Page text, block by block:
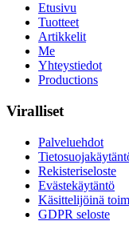
Etusivu
Tuotteet
Artikkelit
Me
Yhteystiedot
Productions
Viralliset
Palveluehdot
Rekisteriseloste
Evästekäytäntö
Käsittelijöinä
GDPR seloste